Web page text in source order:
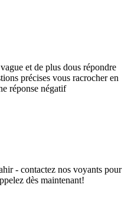
et de plus dous répondre
précises vous racrocher en
réponse négatif
- contactez nos voyants pour
dès maintenant!